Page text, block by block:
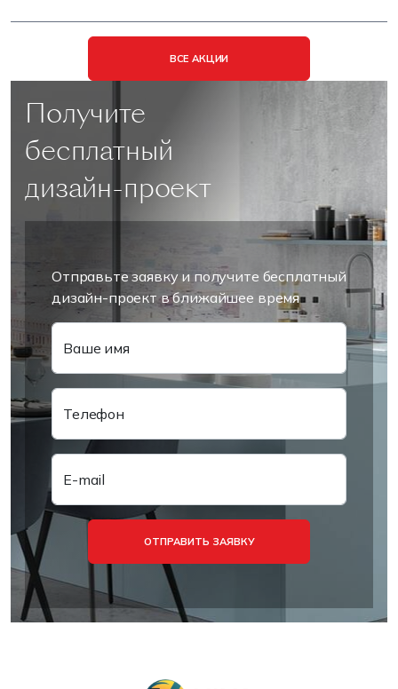
ВСЕ АКЦИИ
Получите
бесплатный
дизайн-проект
Отправьте заявку и получите бесплатный
дизайн-проект в ближайшее время
Ваше имя
Телефон
E-mail
ОТПРАВИТЬ ЗАЯВКУ